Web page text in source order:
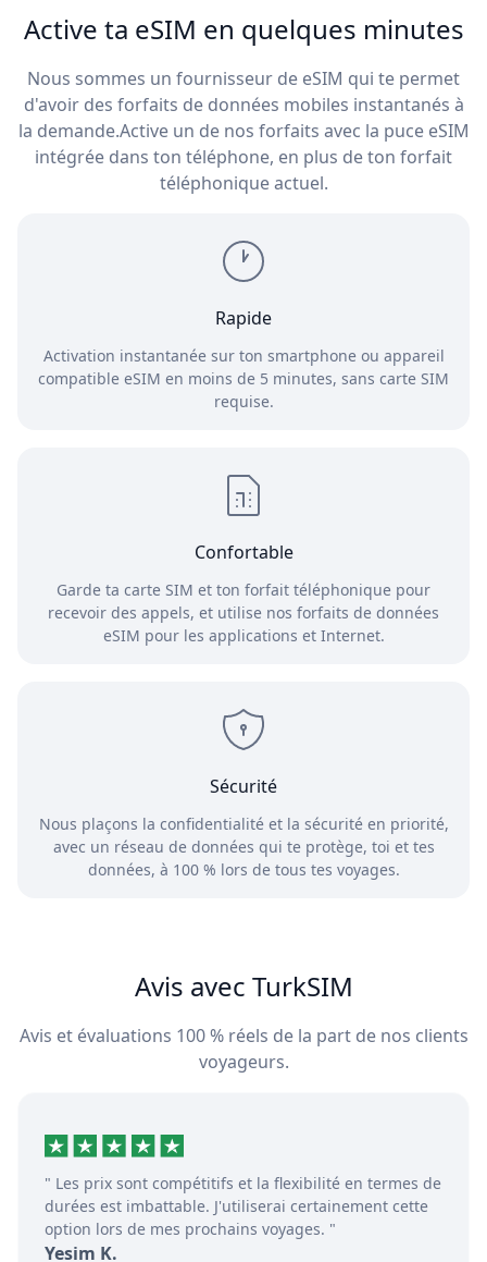
Active ta eSIM en quelques minutes
Nous sommes un fournisseur de eSIM qui te permet
d'avoir des forfaits de données mobiles instantanés à
la demande.Active un de nos forfaits avec la puce eSIM
intégrée dans ton téléphone, en plus de ton forfait
téléphonique actuel.
Rapide
Activation instantanée sur ton smartphone ou appareil
compatible eSIM en moins de 5 minutes, sans carte SIM
requise.
Confortable
Garde ta carte SIM et ton forfait téléphonique pour
recevoir des appels, et utilise nos forfaits de données
eSIM pour les applications et Internet.
Sécurité
Nous plaçons la confidentialité et la sécurité en priorité,
avec un réseau de données qui te protège, toi et tes
données, à 100 % lors de tous tes voyages.
Avis avec TurkSIM
Avis et évaluations 100 % réels de la part de nos clients
voyageurs.
" Les prix sont compétitifs et la flexibilité en termes de
durées est imbattable. J'utiliserai certainement cette
option lors de mes prochains voyages. "
Yesim K.